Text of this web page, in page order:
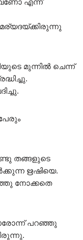
മുന്നിൽ ചെന്ന്
തങ്ങളുടെ
ഋഷിയെ.
നോക്കതെ
പറഞ്ഞു